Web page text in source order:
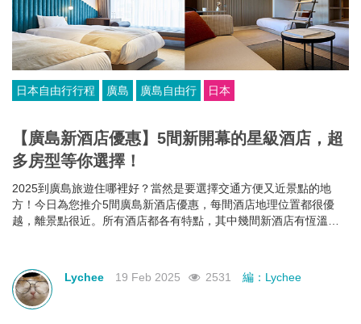
日本自由行行程 廣島 廣島自由行 日本
【廣島新酒店優惠】5間新開幕的星級酒店，超
多房型等你選擇！
2025到廣島旅遊住哪裡好？當然是要選擇交通方便又近景點的地
方！今日為您推介5間廣島新酒店優惠，每間酒店地理位置都很優
越，離景點很近。所有酒店都各有特點，其中幾間新酒店有恆溫泳
Lychee
19 Feb 2025 2531 編：Lychee